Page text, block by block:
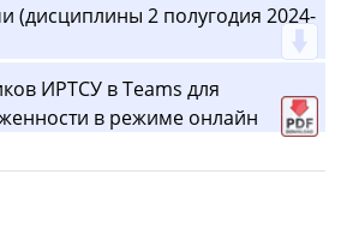
(дисциплины 2 полугодия 2024-
ИРТСУ в Teams для
в режиме онлайн